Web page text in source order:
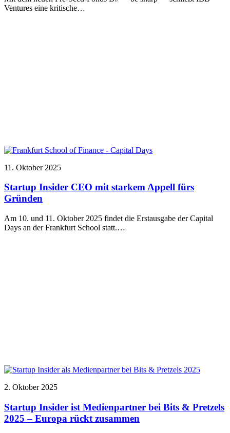
Ventures eine kritische…
11. Oktober 2025
Startup Insider CEO mit starkem Appell fürs
Gründen
Am 10. und 11. Oktober 2025 findet die Erstausgabe der Capital
Days an der Frankfurt School statt.…
2. Oktober 2025
Startup Insider ist Medienpartner bei Bits & Pretzels
2025 – Europa rückt zusammen